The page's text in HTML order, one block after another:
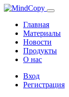
Главная
Материалы
Новости
Продукты
О нас
Вход
Регистрация